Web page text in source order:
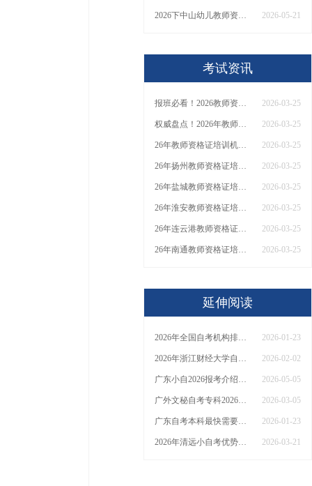
2026下中山幼儿教师资格证什么时候报名 怎么报名 2026-05-21
考试资讯
报班必看！2026教师资格证报考培训班推荐榜TOP5！ 2026-03-25
权威盘点！2026年教师资格证十大知名机构排名与选择全攻略 2026-03-25
26年教师资格证培训机构哪个好？值得推荐有？ 2026-03-25
26年扬州教师资格证培训机构哪个好？值得推荐有？ 2026-03-25
26年盐城教师资格证培训机构哪个好？值得推荐有？ 2026-03-25
26年淮安教师资格证培训机构哪个好？值得推荐有？ 2026-03-25
26年连云港教师资格证培训机构哪个好？值得推荐有？ 2026-03-25
26年南通教师资格证培训机构哪个好？值得推荐有？ 2026-03-25
延伸阅读
2026年全国自考机构排名盘点（前10名） 2026-01-23
2026年浙江财经大学自考大数据与会计（专）考试须知：科目+入口+费用 2026-02-02
广东小自2026报考介绍：助学点|学校|专业 2026-05-05
广外文秘自考专科2026怎么报名？附新生报考指南！ 2026-03-05
广东自考本科最快需要多久可以拿到证？考几门呢？ 2026-01-23
2026年清远小自考优势有哪些？怎么报考？ 2026-03-21